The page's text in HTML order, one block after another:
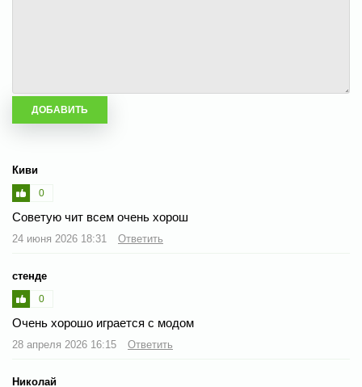
Киви
0
Советую чит всем очень хорош
24 июня 2026 18:31 Ответить
стенде
0
Очень хорошо играется с модом
28 апреля 2026 16:15 Ответить
Николай